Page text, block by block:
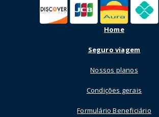
Home
Seguro viagem
Nossos planos
Condições gerais
Formulário Beneficiário